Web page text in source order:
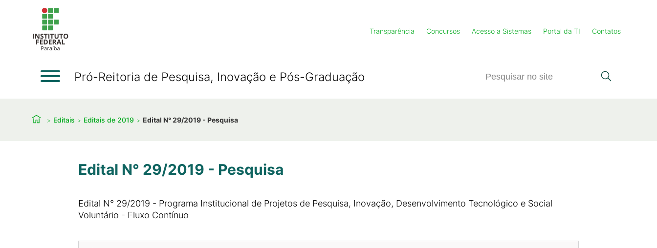
Transparência Concursos Acesso a Sistemas Portal da TI Contatos
Pró-Reitoria de Pesquisa, Inovação e Pós-Graduação
Editais Editais de 2019 Edital N° 29/2019 - Pesquisa
Edital N° 29/2019 - Pesquisa
Edital N° 29/2019 - Programa Institucional de Projetos de Pesquisa, Inovação, Desenvolvimento Tecnológico e Social
Voluntário - Fluxo Contínuo